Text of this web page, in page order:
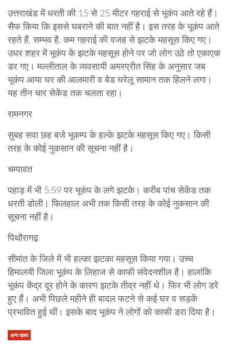
उत्तराखंड में धरती की 15 से 25 मीटर गहराई से भूकंप आते रहे हैं।
सैफ किया कि इससे घबराने की बात नहीं है। इस तरह के भूकंप आते
रहते हैं, सम्भव है, कम गहराई की वजह से झटके महसूस किए गए।
उधर शहर में भूकंप के झटके महसूस होने पर जो लोग उठे तो एकाएक
डर गए। मल्लीताल के व्यवसायी अमरप्रीत सिंह के अनुसार जब
भूकंप आया घर की आलमारी व बेड घरेलू सामान तक हिलने लगा।
यह तीन चार सेकेंड तक चलता रहा।
रामनगर
सुबह सवा छह बजे भूकम्प के हल्के झटके महसूस किए गए। किसी
तरह के कोई नुकसान की सूचना नहीं है।
चम्पावत
पहाड़ में भी 5:59 पर भूकंप के लगे झटके। करीब पांच सेकेंड तक
धरती डोली। फिलहाल अभी तक किसी तरह के कोई नुकसान की
सूचना नहीं है।
पिथौरागढ़
सीमांत के जिले में भी हल्का झटका महसूस किया गया। उच्च
हिमालयी जिला भूकंप के लिहाज से काफी संवेदनशील है। हालांकि
भूकंप केंद्र दूर होने के कारण झटके तीव्र नहीं थे। फिर भी लोग डरे
हुए हैं। अभी पिछले महीने ही बादल फटने से कई घर व सड़कें
प्रभावित हुई थीं। इसके बाद भूकंप ने लोगों को काफी डरा दिया है।
अन्य खबर